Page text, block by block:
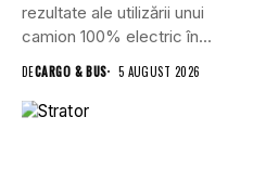
rezultate ale utilizării unui
camion 100% electric în...
DECARGO & BUS 5 AUGUST 2026